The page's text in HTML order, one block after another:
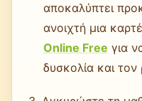
αποκαλύπτει
ανοιχτή μια
Online Free για
δυσκολία και τον